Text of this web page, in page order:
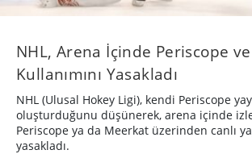
​NHL, Arena İçinde Periscope
Kullanımını Yasakladı
NHL (Ulusal Hokey Ligi), kendi Periscope
oluşturduğunu düşünerek, arena içinde
Periscope ya da Meerkat üzerinden canlı
yasakladı.